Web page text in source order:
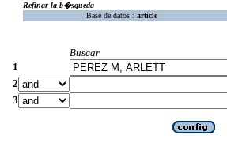
Refinar la b�squeda
Base de datos : article
Buscar
1
2
3